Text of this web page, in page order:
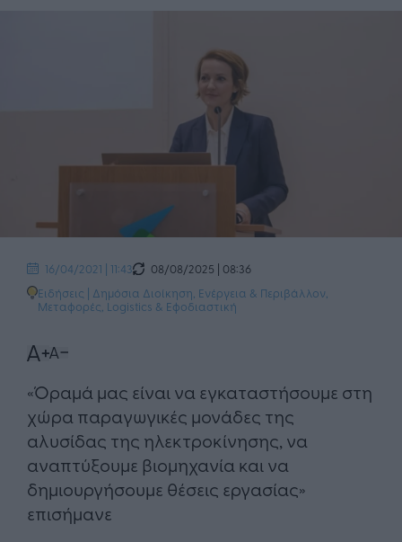
16/04/2021 | 11:43
08/08/2025 | 08:36
Ειδήσεις | Δημόσια Διοίκηση Ενέργεια & Περιβάλλον
Μεταφορές, Logistics & Εφοδιαστική
«Όραμά μας είναι να εγκαταστήσουμε στη
χώρα παραγωγικές μονάδες της
αλυσίδας της ηλεκτροκίνησης, να
αναπτύξουμε βιομηχανία και να
δημιουργήσουμε θέσεις εργασίας»
επισήμανε